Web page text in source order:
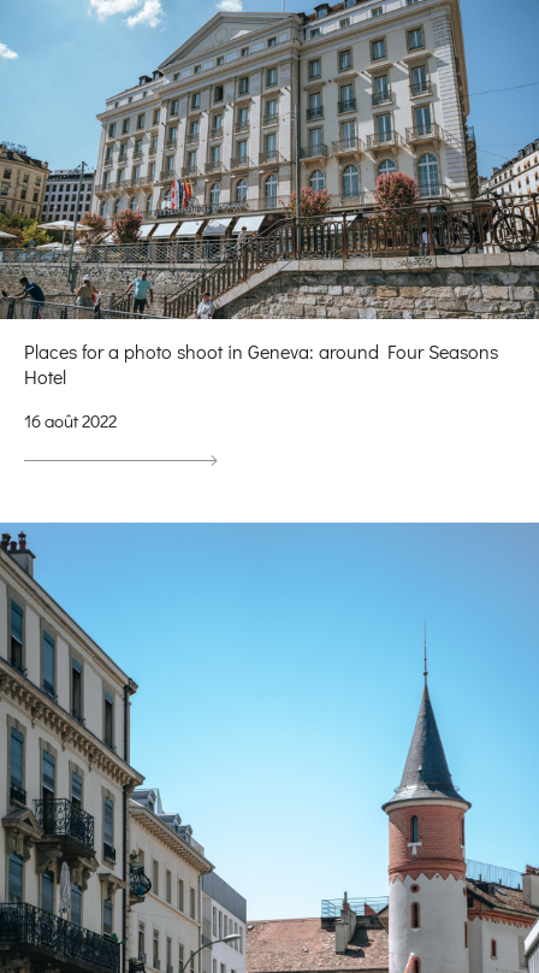
Places for a photo shoot in Geneva: around Four Seasons
Hotel
16 août 2022